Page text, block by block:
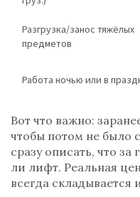
Разгрузка/занос тяжёлых
предметов
Работа ночью или в
Вот что важно:
чтобы потом не было
сразу описать, что за
ли лифт. Реальная
всегда складывается